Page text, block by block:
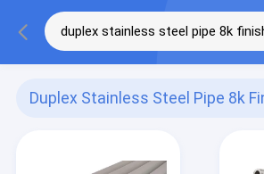
Duplex Stainless Steel Pipe 8k